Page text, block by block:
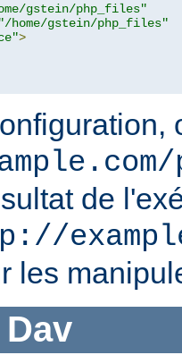
gstein/php_files"
"/home/gstein/php_files"
>
de
les
Dav